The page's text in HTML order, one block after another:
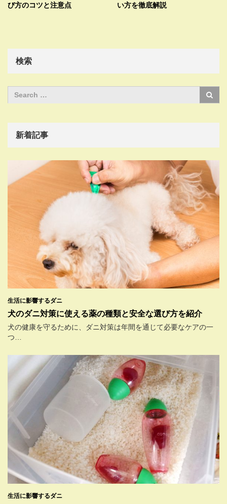
び方のコツと注意点
い方を徹底解説
検索
新着記事
生活に影響するダニ
犬のダニ対策に使える薬の種類と安全な選び方を紹介
犬の健康を守るために、ダニ対策は年間を通じて必要なケアの一
つ…
生活に影響するダニ